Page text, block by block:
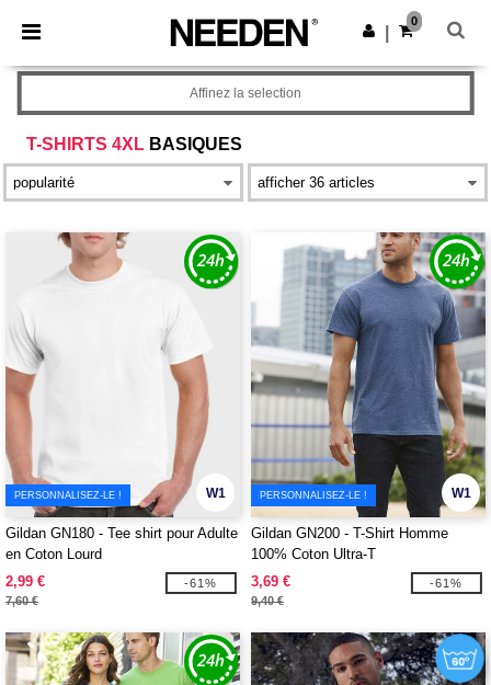
× Appli Needen
Meilleurs prix sur l’app !
Obtenir l'appli
0
T-SHIRTS 4XL BASIQUES
Affinez la selection
W1
PERSONNALISEZ-LE !
Gildan GN180 - Tee shirt pour Adulte
en Coton Lourd
2,99 €
7,60 €
-61%
W1
PERSONNALISEZ-LE !
Gildan GN200 - T-Shirt Homme
100% Coton Ultra-T
3,69 €
9,40 €
-61%